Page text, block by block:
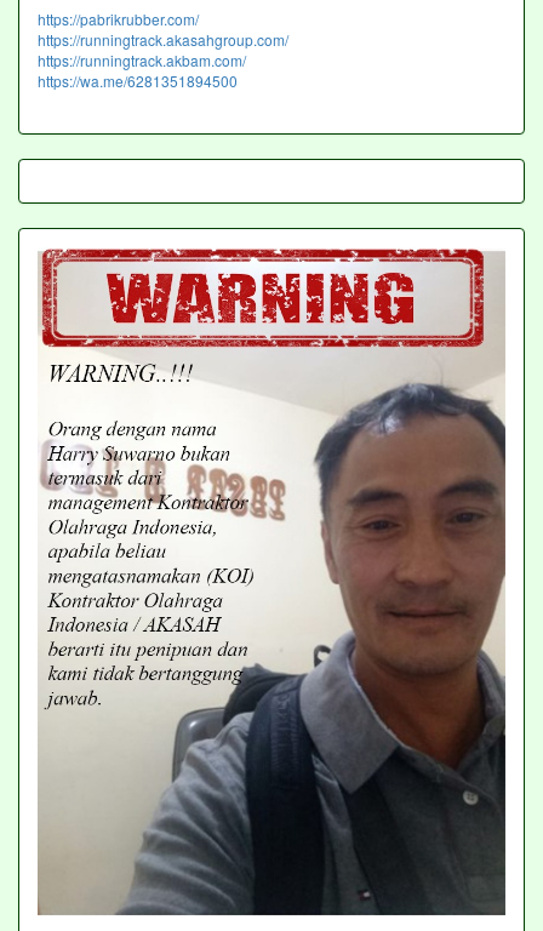
https://pabrikrubber.com/
https://runningtrack.akasahgroup.com/
https://runningtrack.akbam.com/
https://wa.me/6281351894500